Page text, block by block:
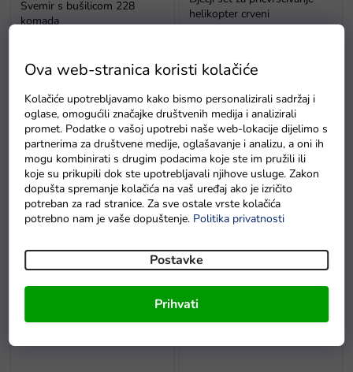
Ova web-stranica koristi kolačiće
Kolačiće upotrebljavamo kako bismo personalizirali sadržaj i
oglase, omogućili značajke društvenih medija i analizirali
promet. Podatke o vašoj upotrebi naše web-lokacije dijelimo s
partnerima za društvene medije, oglašavanje i analizu, a oni ih
mogu kombinirati s drugim podacima koje ste im pružili ili
koje su prikupili dok ste upotrebljavali njihove usluge. Zakon
dopušta spremanje kolačića na vaš uređaj ako je izričito
potreban za rad stranice. Za sve ostale vrste kolačića
potrebno nam je vaše dopuštenje. Politika privatnosti
Postavke
Prihvati
Svemir s bušilicom 228
komada
6 dana
helikopter crveni
6 dana
Konstruktor DIY cisterna s
od 48 sati
Kreativni set DIY set za
dijelova
Na zalihama